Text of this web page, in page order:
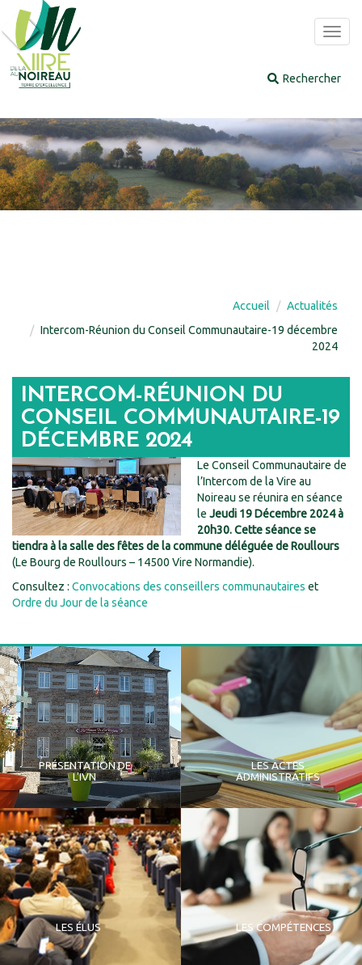
Accueil
Actualités
Intercom-Réunion du Conseil Communautaire-19 décembre
2024
INTERCOM-RÉUNION DU
CONSEIL COMMUNAUTAIRE-19
DÉCEMBRE 2024
Le Conseil Communautaire de
l’Intercom de la Vire au
Noireau se réunira en séance
le Jeudi 19 Décembre 2024 à
20h30. Cette séance se
tiendra à la salle des fêtes de la commune déléguée de Roullours
(Le Bourg de Roullours – 14500 Vire Normandie).
Consultez : Convocations des conseillers communautaires et
Ordre du Jour de la séance
PRÉSENTATION DE
L'IVN
LES ACTES
ADMINISTRATIFS
LES ÉLUS LES COMPÉTENCES
Panneau de gestion des cookies